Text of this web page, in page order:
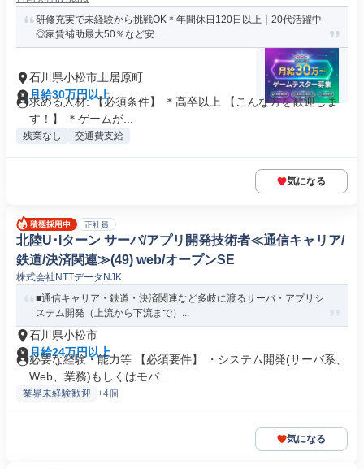
研修充実で未経験から挑戦OK＊年間休日120日以上｜20代活躍中
◎家賃補助最大50％など安...
石川県小松市土居原町
月給30万円以上
求める人材: 【必須条件】 ＊高卒以上 【こんな方を歓迎しま
す！】 ＊ゲームが...
残業なし 交通費支給
気になる
正社員
北陸U･Iターン サーバ/アプリ開発技術者≪通信キャリア/
鉄道/決済関連≫(49) web/オープンSE
株式会社NTTデータNJK
■通信キャリア・鉄道・決済関連など多岐に渡るサーバ・アプリシ
ステム開発（上流から下流まで）...
石川県小松市
月給24万円以上
必要な経験・能力等 【必須要件】 ・システム開発(サーバ系、
Web、業務)もしくはモバ...
業界未経験歓迎 +4個
気になる